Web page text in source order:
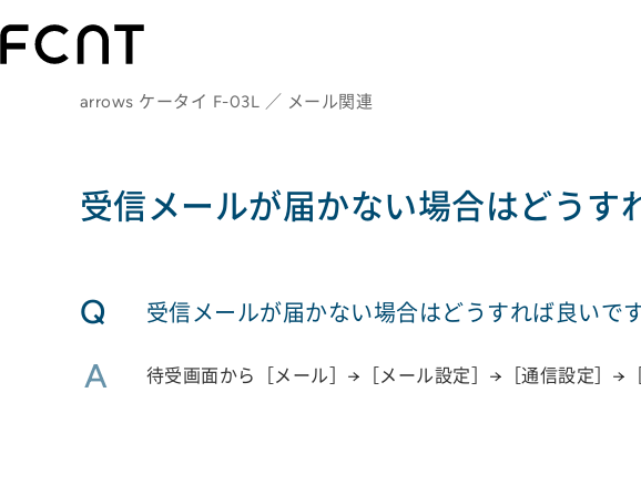
arrows ケータイ F-03L ／ メール関連
受信メールが届かない場合はどうす
Q 受信メールが届かない場合はどうすれば良いで
A 待受画面から［メール］→［メール設定］→［通信設定］→